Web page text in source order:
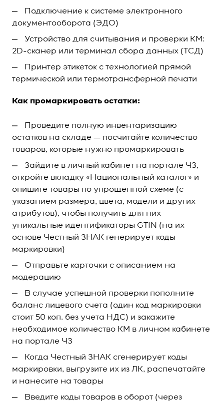
Подключение к системе электронного
документооборота (ЭДО)
Устройство для считывания и проверки КМ:
2D-сканер или терминал сбора данных (ТСД)
Принтер этикеток с технологией прямой
термической или термотрансферной печати
Как промаркировать остатки:
Проведите полную инвентаризацию
остатков на складе — посчитайте количество
товаров, которые нужно промаркировать
Зайдите в личный кабинет на портале ЧЗ,
откройте вкладку «Национальный каталог» и
опишите товары по упрощенной схеме (с
указанием размера, цвета, модели и других
атрибутов), чтобы получить для них
уникальные идентификаторы GTIN (на их
основе Честный ЗНАК генерирует коды
маркировки)
Отправьте карточки с описанием на
модерацию
В случае успешной проверки пополните
баланс лицевого счета (один код маркировки
стоит 50 коп. без учета НДС) и закажите
необходимое количество КМ в личном кабинете
на портале ЧЗ
Когда Честный ЗНАК сгенерирует коды
маркировки, выгрузите их из ЛК, распечатайте
и нанесите на товары
Введите коды товаров в оборот (через